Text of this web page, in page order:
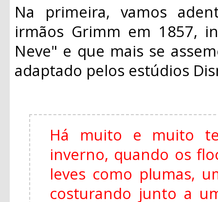
Na primeira, vamos
irmãos Grimm em 1857,
Neve" e que mais se
adaptado pelos estúdios
Há muito e muito
inverno, quando os
leves como plumas,
costurando junto a